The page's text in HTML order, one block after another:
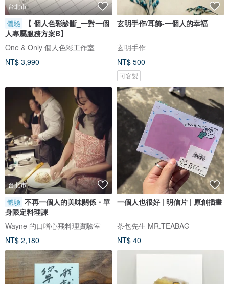
台北市
體驗
【 個人色彩診斷_一對一個
人專屬服務方案B】
One & Only 個人色彩工作室
NT$ 3,990
玄明手作/耳飾-一個人的幸福
玄明手作
NT$ 500
可客製
台北市
體驗 不再一個人的美味關係・單
身限定料理課
Wayne 的口嗜心飛料理實驗室
NT$ 2,180
一個人也很好 | 明信片 | 原創插畫
茶包先生 MR.TEABAG
NT$ 40